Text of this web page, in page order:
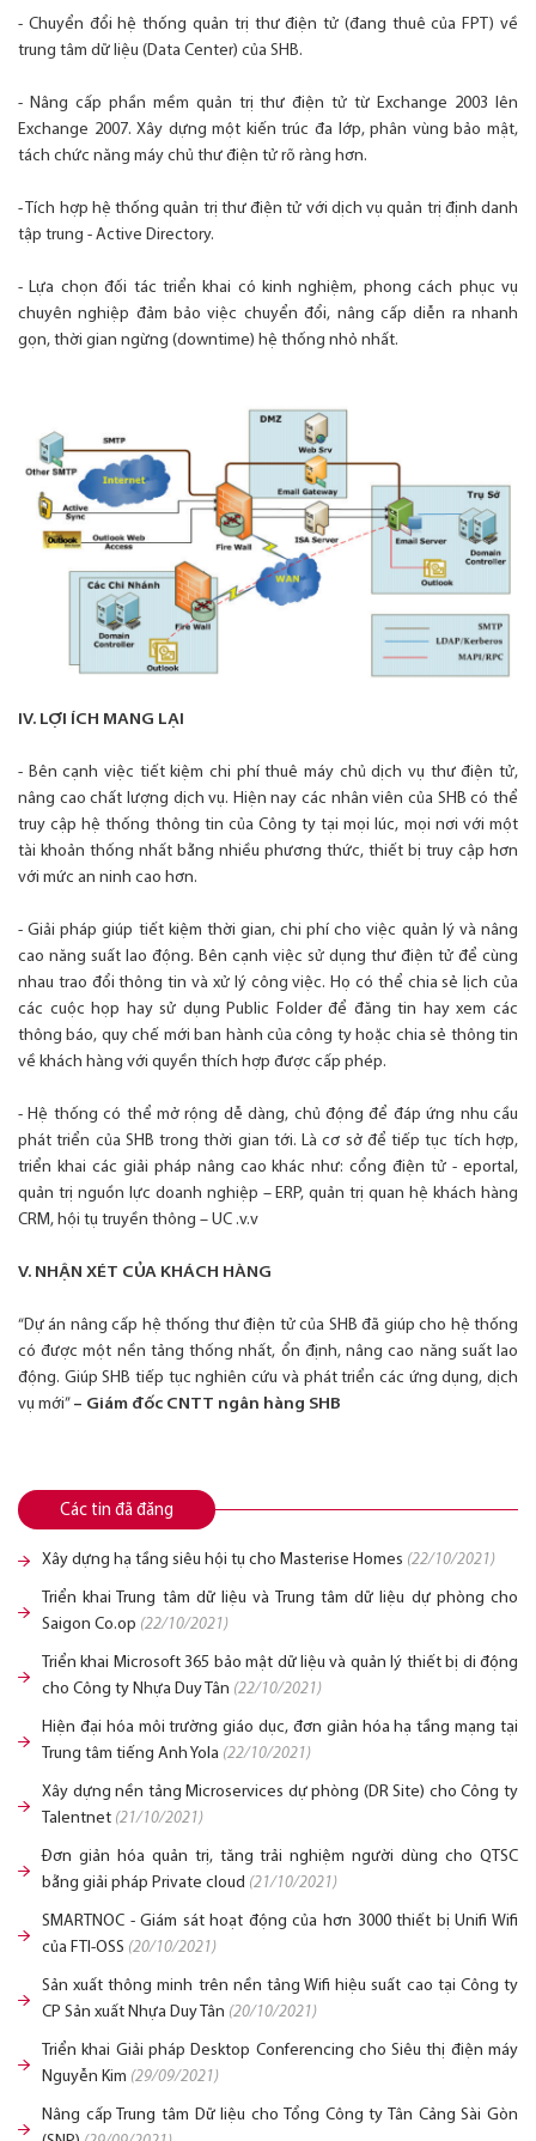
- Chuyển đổi hệ thống quản trị thư điện tử (đang thuê của FPT) về
trung tâm dữ liệu (Data Center) của SHB.
- Nâng cấp phần mềm quản trị thư điện tử từ Exchange 2003 lên
Exchange 2007. Xây dựng một kiến trúc đa lớp, phân vùng bảo mật,
tách chức năng máy chủ thư điện tử rõ ràng hơn.
- Tích hợp hệ thống quản trị thư điện tử với dịch vụ quản trị định danh
tập trung - Active Directory.
- Lựa chọn đối tác triển khai có kinh nghiệm, phong cách phục vụ
chuyên nghiệp đảm bảo việc chuyển đổi, nâng cấp diễn ra nhanh
gọn, thời gian ngừng (downtime) hệ thống nhỏ nhất.
IV. LỢI ÍCH MANG LẠI
- Bên cạnh việc tiết kiệm chi phí thuê máy chủ dịch vụ thư điện tử,
nâng cao chất lượng dịch vụ. Hiện nay các nhân viên của SHB có thể
truy cập hệ thống thông tin của Công ty tại mọi lúc, mọi nơi với một
tài khoản thống nhất bằng nhiều phương thức, thiết bị truy cập hơn
với mức an ninh cao hơn.
- Giải pháp giúp tiết kiệm thời gian, chi phí cho việc quản lý và nâng
cao năng suất lao động. Bên cạnh việc sử dụng thư điện tử để cùng
nhau trao đổi thông tin và xử lý công việc. Họ có thể chia sẻ lịch của
các cuộc họp hay sử dụng Public Folder để đăng tin hay xem các
thông báo, quy chế mới ban hành của công ty hoặc chia sẻ thông tin
về khách hàng với quyền thích hợp được cấp phép.
- Hệ thống có thể mở rộng dễ dàng, chủ động để đáp ứng nhu cầu
phát triển của SHB trong thời gian tới. Là cơ sở để tiếp tục tích hợp,
triển khai các giải pháp nâng cao khác như: cổng điện tử - eportal,
quản trị nguồn lực doanh nghiệp – ERP, quản trị quan hệ khách hàng
CRM, hội tụ truyền thông – UC .v.v
V. NHẬN XÉT CỦA KHÁCH HÀNG
“Dự án nâng cấp hệ thống thư điện tử của SHB đã giúp cho hệ thống
có được một nền tảng thống nhất, ổn định, nâng cao năng suất lao
động. Giúp SHB tiếp tục nghiên cứu và phát triển các ứng dụng, dịch
vụ mới” – Giám đốc CNTT ngân hàng SHB
Các tin đã đăng
Xây dựng hạ tầng siêu hội tụ cho Masterise Homes (22/10/2021)
Triển khai Trung tâm dữ liệu và Trung tâm dữ liệu dự phòng cho
Saigon Co.op (22/10/2021)
Triển khai Microsoft 365 bảo mật dữ liệu và quản lý thiết bị di động
cho Công ty Nhựa Duy Tân (22/10/2021)
Hiện đại hóa môi trường giáo dục, đơn giản hóa hạ tầng mạng tại
Trung tâm tiếng Anh Yola (22/10/2021)
Xây dựng nền tảng Microservices dự phòng (DR Site) cho Công ty
Talentnet (21/10/2021)
Đơn giản hóa quản trị, tăng trải nghiệm người dùng cho QTSC
bằng giải pháp Private cloud (21/10/2021)
SMARTNOC - Giám sát hoạt động của hơn 3000 thiết bị Unifi Wifi
của FTI-OSS (20/10/2021)
Sản xuất thông minh trên nền tảng Wifi hiệu suất cao tại Công ty
CP Sản xuất Nhựa Duy Tân (20/10/2021)
Triển khai Giải pháp Desktop Conferencing cho Siêu thị điện máy
Nguyễn Kim (29/09/2021)
Nâng cấp Trung tâm Dữ liệu cho Tổng Công ty Tân Cảng Sài Gòn